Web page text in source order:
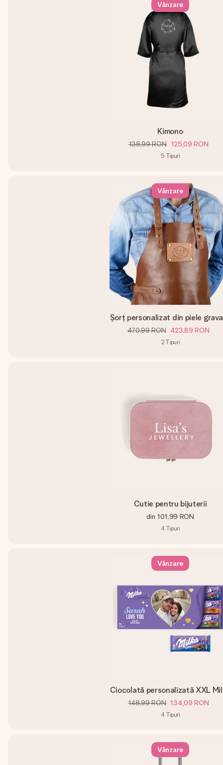
Vânzare
Kimono
138,99 RON 125,09 RON
5 Tipuri
Vânzare
Șorț personalizat din piele
470,99 RON 423,89 RON
2 Tipuri
Cutie pentru bijuterii
din 101,99 RON
4 Tipuri
Vânzare
Ciocolată personalizată XXL
148,99 RON 134,09 RON
4 Tipuri
Vânzare